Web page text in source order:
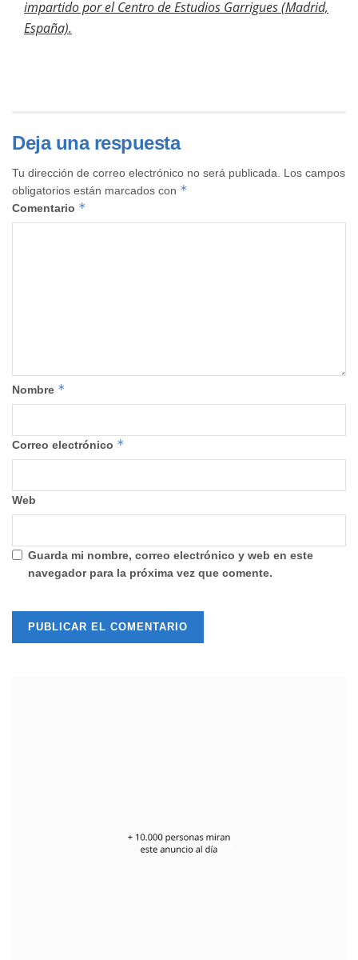
impartido por el Centro de Estudios Garrigues (Madrid,
España).
Deja una respuesta
Tu dirección de correo electrónico no será publicada.
Los campos
obligatorios están marcados con *
Comentario *
Nombre *
Correo electrónico *
Web
Guarda mi nombre, correo electrónico y web en este
navegador para la próxima vez que comente.